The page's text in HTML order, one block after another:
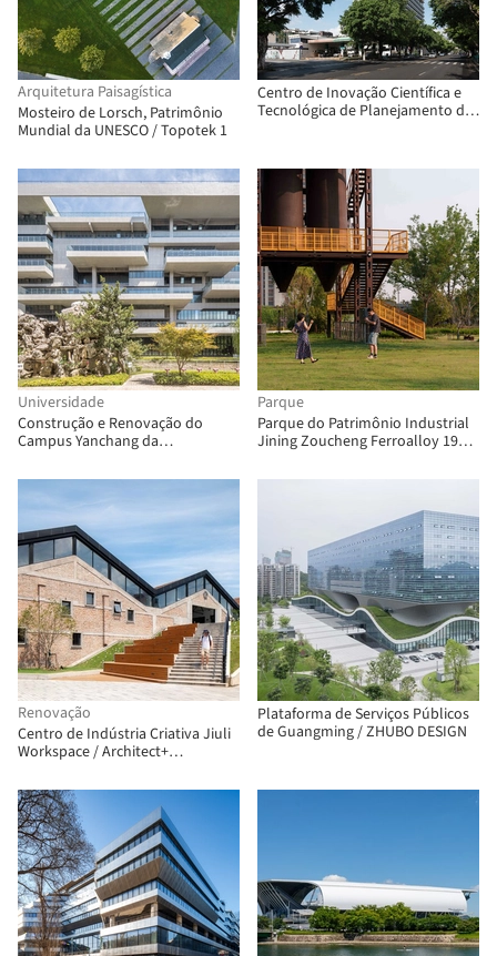
Arquitetura Paisagística
Mosteiro de Lorsch, Patrimônio
Mundial da UNESCO / Topotek 1
Centro de Inovação Científica e
Tecnológica de Planejamento de
Universidade
Construção e Renovação do
Campus Yanchang da
Sigma Architects
Parque
Parque do Patrimônio Industrial
Jining Zoucheng Ferroalloy 1971
Renovação
Centro de Indústria Criativa Jiuli
Workspace / Architect+
Plataforma de Serviços Públicos
de Guangming / ZHUBO DESIGN